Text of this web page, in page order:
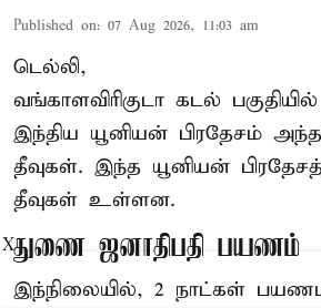
Published on: 07 Aug 2026, 11:03 am
டெல்லி,
வங்காளவிரிகுடா கடல்
இந்திய யூனியன் பிரதேசம்
தீவுகள். இந்த யூனியன்
தீவுகள் உள்ளன.
துணை ஜனாதிபதி பயணம்
இந்நிலையில், 2 நாட்கள்
X